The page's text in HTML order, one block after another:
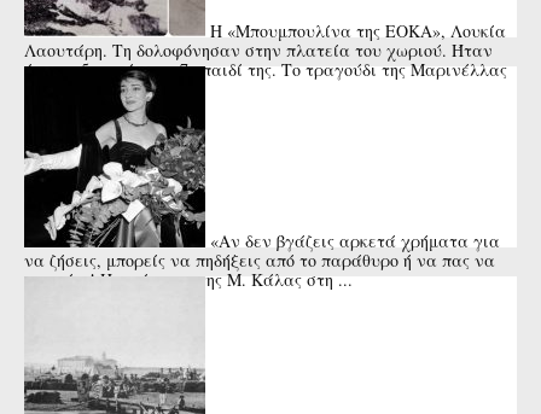
Η «Μπουμπουλίνα της ΕΟΚΑ», Λουκία
Λαουτάρη. Τη δολοφόνησαν στην πλατεία του χωριού. Ήταν
έγκυος 5 μηνών στο 7ο παιδί της. Το τραγούδι της Μαρινέλλας
«Αν δεν βγάζεις αρκετά χρήματα για
να ζήσεις, μπορείς να πηδήξεις από το παράθυρο ή να πας να
πνιγείς»! Η απάντηση της Μ. Κάλας στη ...